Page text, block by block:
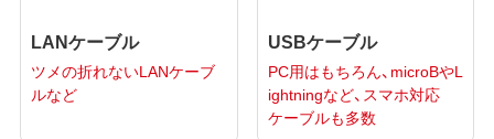
LANケーブル
ツメの折れないLANケーブ
ルなど
USBケーブル
PC用はもちろん、microBやL
ightningなど、スマホ対応
ケーブルも多数